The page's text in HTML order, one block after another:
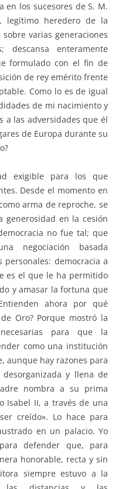
en los sucesores de S. M.
legítimo heredero de la
varias generaciones
descansa enteramente
formulado con el fin de
de rey emérito frente
Como lo es de igual
de mi nacimiento y
a las adversidades que él
de Europa durante su
exigible para los que
Desde el momento en
arma de reproche, se
generosidad en la cesión
no fue tal; que
negociación basada
democracia a
es el que le ha permitido
y amasar la fortuna que
ahora por qué
Oro? Porque mostró la
para que la
como una institución
aunque hay razones para
y llena de
nombra a su prima
Isabel II, a través de una
creído». Lo hace para
en un palacio. Yo
defender que, para
honorable, recta y sin
siempre estuvo a la